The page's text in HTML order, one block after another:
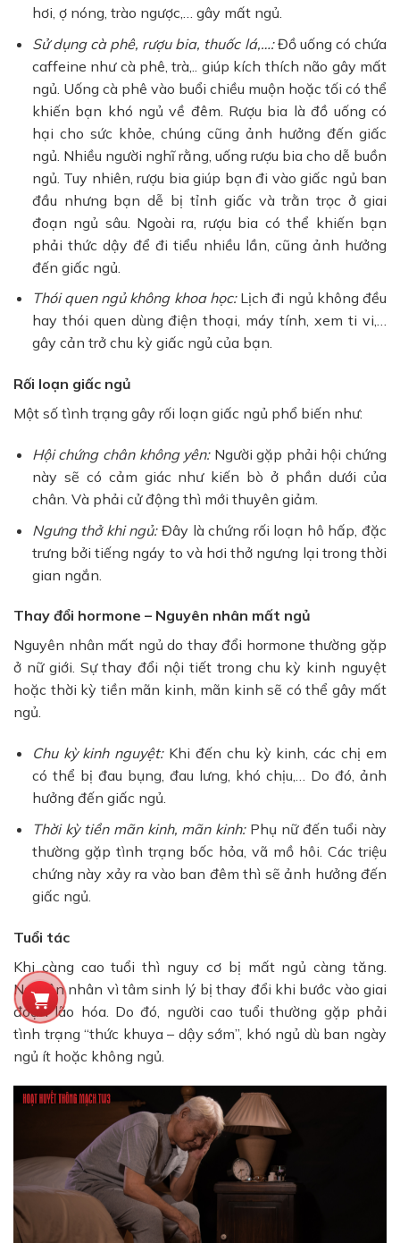
hơi, ợ nóng, trào ngược,… gây mất ngủ.
Sử dụng cà phê, rượu bia, thuốc lá,…:Đồ uống có chứa
caffeine như cà phê, trà,.. giúp kích thích não gây mất
ngủ. Uống cà phê vào buổi chiều muộn hoặc tối có thể
khiến bạn khó ngủ về đêm. Rượu bia là đồ uống có
hại cho sức khỏe, chúng cũng ảnh hưởng đến giấc
ngủ. Nhiều người nghĩ rằng, uống rượu bia cho dễ buồn
ngủ. Tuy nhiên, rượu bia giúp bạn đi vào giấc ngủ ban
đầu nhưng bạn dễ bị tỉnh giấc và trằn trọc ở giai
đoạn ngủ sâu. Ngoài ra, rượu bia có thể khiến bạn
phải thức dậy để đi tiểu nhiều lần, cũng ảnh hưởng
đến giấc ngủ.
Thói quen ngủ không khoa học: Lịch đi ngủ không đều
hay thói quen dùng điện thoại, máy tính, xem ti vi,…
gây cản trở chu kỳ giấc ngủ của bạn.
Rối loạn giấc ngủ
Một số tình trạng gây rối loạn giấc ngủ phổ biến như:
Hội chứng chân không yên:Người gặp phải hội chứng
này sẽ có cảm giác như kiến bò ở phần dưới của
chân. Và phải cử động thì mới thuyên giảm.
Ngưng thở khi ngủ:Đây là chứng rối loạn hô hấp, đặc
trưng bởi tiếng ngáy to và hơi thở ngưng lại trong thời
gian ngắn.
Thay đổi hormone – Nguyên nhân mất ngủ
Nguyên nhân mất ngủ do thay đổi hormone thường gặp
ở nữ giới. Sự thay đổi nội tiết trong chu kỳ kinh nguyệt
hoặc thời kỳ tiền mãn kinh, mãn kinh sẽ có thể gây mất
ngủ.
Chu kỳ kinh nguyệt:Khi đến chu kỳ kinh, các chị em
có thể bị đau bụng, đau lưng, khó chịu,… Do đó, ảnh
hưởng đến giấc ngủ.
Thời kỳ tiền mãn kinh, mãn kinh: Phụ nữ đến tuổi này
thường gặp tình trạng bốc hỏa, vã mồ hôi. Các triệu
chứng này xảy ra vào ban đêm thì sẽ ảnh hưởng đến
giấc ngủ.
Tuổi tác
Khi càng cao tuổi thì nguy cơ bị mất ngủ càng tăng.
Nguyên nhân vì tâm sinh lý bị thay đổi khi bước vào giai
đoạn lão hóa. Do đó, người cao tuổi thường gặp phải
tình trạng “thức khuya – dậy sớm”, khó ngủ dù ban ngày
ngủ ít hoặc không ngủ.